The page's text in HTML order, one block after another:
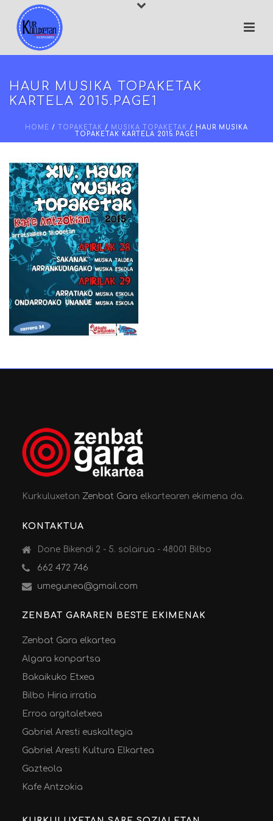
HAUR MUSIKA TOPAKETAK
KARTELA 2015.PAGE1
HOME / TOPAKETAK / MUSIKA TOPAKETAK / HAUR MUSIKA
TOPAKETAK KARTELA 2015.PAGE1
KurkuluxetanZenbat Gara elkartearen ekimena da.
KONTAKTUA
Done Bikendi 2 - 5. solairua - 48001 Bilbo
662 472 746
umegunea@gmail.com
ZENBAT GARAREN BESTE EKIMENAK
Zenbat Gara elkartea
Algara konpartsa
Bakaikuko Etxea
Bilbo Hiria irratia
Erroa argitaletxea
Gabriel Aresti euskaltegia
Gabriel Aresti Kultura Elkartea
Gazteola
Kafe Antzokia